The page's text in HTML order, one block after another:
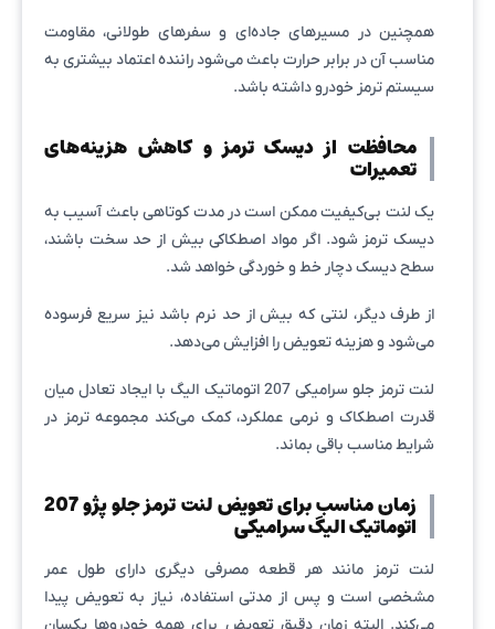
همچنین در مسیرهای جاده‌ای و سفرهای طولانی، مقاومت
مناسب آن در برابر حرارت باعث می‌شود راننده اعتماد بیشتری به
سیستم ترمز خودرو داشته باشد.
محافظت از دیسک ترمز و کاهش هزینه‌های
تعمیرات
یک لنت بی‌کیفیت ممکن است در مدت کوتاهی باعث آسیب به
دیسک ترمز شود. اگر مواد اصطکاکی بیش از حد سخت باشند،
سطح دیسک دچار خط و خوردگی خواهد شد.
از طرف دیگر، لنتی که بیش از حد نرم باشد نیز سریع فرسوده
می‌شود و هزینه تعویض را افزایش می‌دهد.
لنت ترمز جلو سرامیکی 207 اتوماتیک الیگ با ایجاد تعادل میان
قدرت اصطکاک و نرمی عملکرد، کمک می‌کند مجموعه ترمز در
شرایط مناسب باقی بماند.
زمان مناسب برای تعویض لنت ترمز جلو پژو 207
اتوماتیک الیگ سرامیکی
لنت ترمز مانند هر قطعه مصرفی دیگری دارای طول عمر
مشخصی است و پس از مدتی استفاده، نیاز به تعویض پیدا